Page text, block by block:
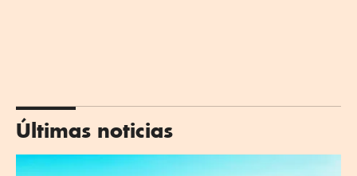
Últimas noticias